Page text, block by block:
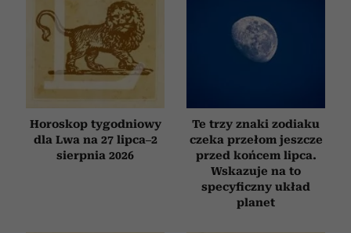
Horoskop tygodniowy
dla Lwa na 27 lipca–2
sierpnia 2026
Te trzy znaki zodiaku
czeka przełom jeszcze
przed końcem lipca.
Wskazuje na to
specyficzny układ
planet